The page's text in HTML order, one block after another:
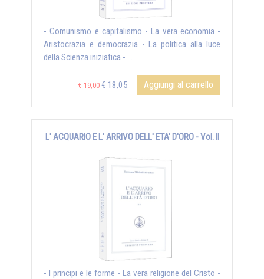
- Comunismo e capitalismo - La vera economia -
Aristocrazia e democrazia - La politica alla luce
della Scienza iniziatica - ...
€ 19,00 € 18,05 Aggiungi al carrello
L' ACQUARIO E L' ARRIVO DELL' ETA' D'ORO - Vol. II
- I principi e le forme - La vera religione del Cristo -